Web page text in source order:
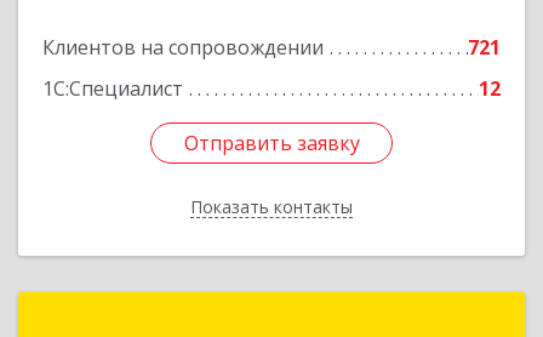
Клиентов на сопровождении
721
1С:Специалист
12
Отправить заявку
Показать контакты
Отправить заявку
Назад